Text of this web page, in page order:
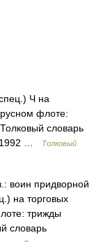
Ч на
флоте:
словарь
1992 …
Толковый
воин придворной
на торговых
трижды
словарь